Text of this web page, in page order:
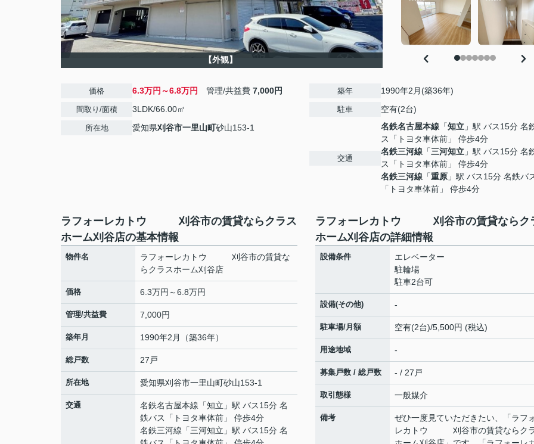
【外観】
価格 6.3万円～6.8万円 管理/共益費 7,000円
間取り/面積 3LDK/66.00㎡
所在地 愛知県刈谷市一里山町砂山153-1
築年 1990年2月(築36年)
駐車 空有(2台)
交通
名鉄名古屋本線 「知立 」駅 バス15分 名
ス「トヨタ車体前」 停歩4分
名鉄三河線 「三河知立 」駅 バス15分 名
ス「トヨタ車体前」 停歩4分
名鉄三河線 「重原 」駅 バス15分 名鉄バ
「トヨタ車体前」 停歩4分
ラフォーレカトウ 刈谷市の賃貸ならクラス
ホーム刈谷店の基本情報
物件名
ラフォーレカトウ 刈谷市の賃貸な
らクラスホーム刈谷店
価格 6.3万円～6.8万円
管理/共益費 7,000円
築年月 1990年2月（築36年）
総戸数 27戸
所在地 愛知県刈谷市一里山町砂山153-1
交通 名鉄名古屋本線 「知立 」駅 バス15分 名
鉄バス「トヨタ車体前」 停歩4分
名鉄三河線 「三河知立 」駅 バス15分 名
ラフォーレカトウ 刈谷市の賃貸ならク
ホーム刈谷店の詳細情報
設備条件
エレベーター
駐輪場
駐車2台可
設備(その他) -
駐車場/月額 空有(2台)/5,500円 (税込)
用途地域 -
募集戸数 / 総戸数 - / 27戸
取引態様 一般媒介
備考
ぜひ一度見ていただきたい、「ラフ
レカトウ 刈谷市の賃貸ならク